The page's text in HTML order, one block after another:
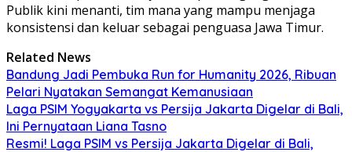
Publik kini menanti, tim mana yang mampu menjaga
konsistensi dan keluar sebagai penguasa Jawa Timur.
Related News
Bandung Jadi Pembuka Run for Humanity 2026, Ribuan
Pelari Nyatakan Semangat Kemanusiaan
Laga PSIM Yogyakarta vs Persija Jakarta Digelar di Bali,
Ini Pernyataan Liana Tasno
Resmi! Laga PSIM vs Persija Jakarta Digelar di Bali,